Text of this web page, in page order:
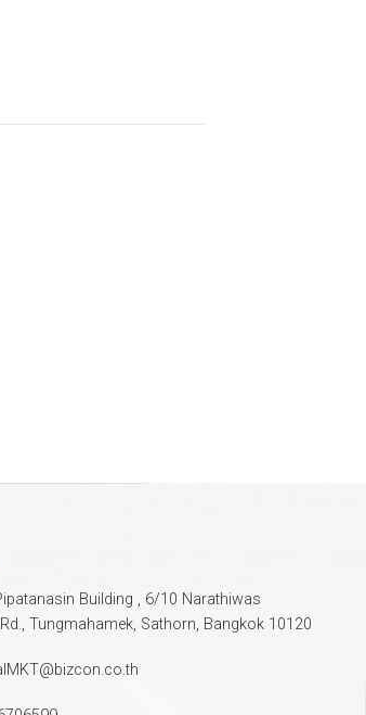
Building , 6/10 Narathiwas
Tungmahamek, Sathorn, Bangkok 10120